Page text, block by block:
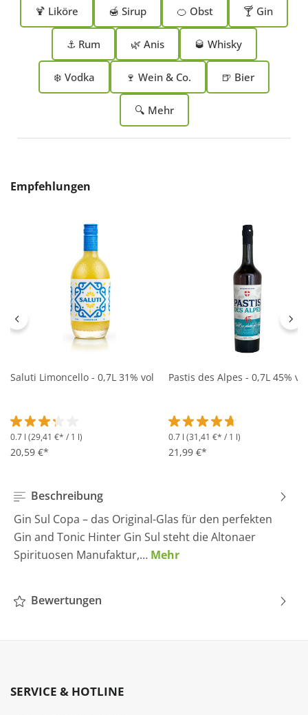
🍹 Liköre 🍯 Sirup 🍊 Obst 🍸 Gin
⚓ Rum 🌿 Anis 🥃 Whisky
❄️ Vodka 🍷 Wein & Co. 🍺 Bier
🔍 Mehr
Produktgalerie überspringen
Empfehlungen
Saluti Limoncello - 0,7L 31% vol
Durchschnittliche Bewertung von 3.2 von 5 Sternen
0.7 l (29,41 €* / 1 l)
20,59 €*
Pastis des Alpes - 0,7L 45% vol
Durchschnittliche
0.7 l (31,41 €* / 1 l)
21,99 €*
Beschreibung
Gin Sul Copa – das Original-Glas für den perfekten
Gin and Tonic Hinter Gin Sul steht die Altonaer
Spirituosen Manufaktur,… Mehr
Bewertungen
SERVICE & HOTLINE